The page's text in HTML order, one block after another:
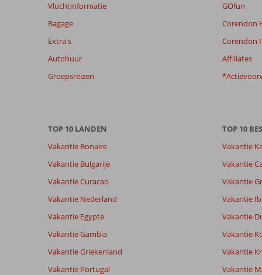
de
info
Totale score
Gebaseerd op:
457,5
Goed
Eten
Wifi
Ervaringen
van onze
klanten
Vluchtinformatie
Bagage
Extra's
Autohuur
Groepsreizen
GOfun
Corendon
Corendon
Affiliates
TOP 10 LANDEN
Vakantie Bonaire
Vakantie Bulgarije
Vakantie Curacao
Vakantie Nederland
Vakantie Egypte
Vakantie Gambia
Vakantie Griekenland
Vakantie Portugal
TOP 10
Vakantie
Vakantie
Vakantie
Vakantie
Vakantie
Vakantie
Vakantie
Vakantie